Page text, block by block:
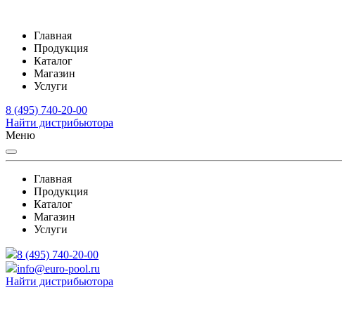
Главная
Продукция
Каталог
Магазин
Услуги
8 (495) 740-20-00
Найти дистрибьютора
Меню
Главная
Продукция
Каталог
Магазин
Услуги
8 (495) 740-20-00
info@euro-pool.ru
Найти дистрибьютора